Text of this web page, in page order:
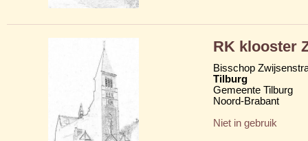
RK klooster
Bisschop
Tilburg
Gemeente Tilburg
Noord-Brabant
Niet in gebruik